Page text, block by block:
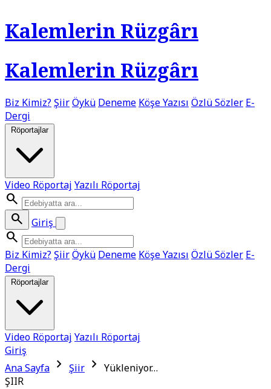
Kalemlerin Rüzgârı
Kalemlerin Rüzgârı
Biz Kimiz? ŞiirÖykü Deneme Köşe Yazısı Özlü Sözler E-
Dergi
Röportajlar
Video Röportaj Yazılı Röportaj
search
search
Giriş
search
Biz Kimiz? ŞiirÖykü Deneme Köşe Yazısı Özlü Sözler E-
Dergi
Röportajlar
Video Röportaj Yazılı Röportaj
Giriş
Ana Sayfa chevron_right Şiir chevron_right Yükleniyor…
ŞIIR